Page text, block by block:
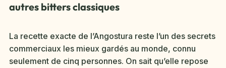
autres bitters classiques
La recette exacte de l’Angostura reste l’un des secrets
commerciaux les mieux gardés au monde, connu
seulement de cinq personnes. On sait qu’elle repose